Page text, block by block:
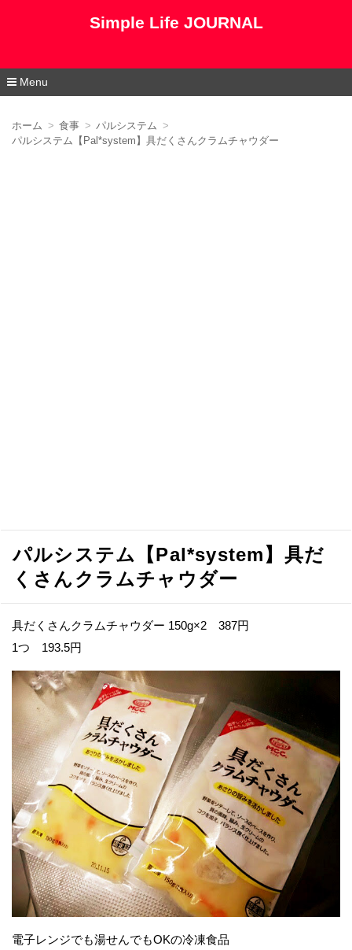
Simple Life JOURNAL
Menu
ホーム 食事
パルシステム
パルシステム【Pal*system】具だくさんクラムチャウダー
パルシステム【Pal*system】具だ
くさんクラムチャウダー
具だくさんクラムチャウダー 150g×2 387円
1つ 193.5円
電子レンジでも湯せんでもOKの冷凍食品